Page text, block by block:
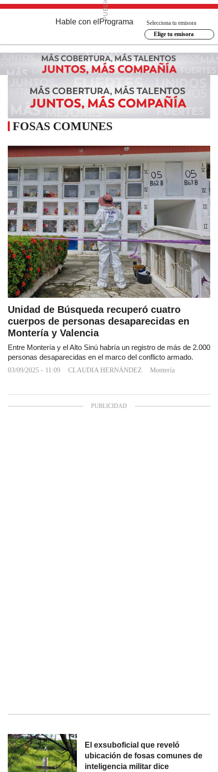
Hable con el Programa
Selecciona tu emisora
Elige tu emisora
FOSAS COMUNES
Unidad de Búsqueda recuperó cuatro
cuerpos de personas desaparecidas en
Montería y Valencia
Entre Montería y el Alto Sinú habría un registro de más de 2.000
personas desaparecidas en el marco del conflicto armado.
03/09/2025 - 11:09 CLAUDIA HERNÁNDEZ Montería
El exsuboficial que reveló
ubicación de fosas comunes de
inteligencia militar dice